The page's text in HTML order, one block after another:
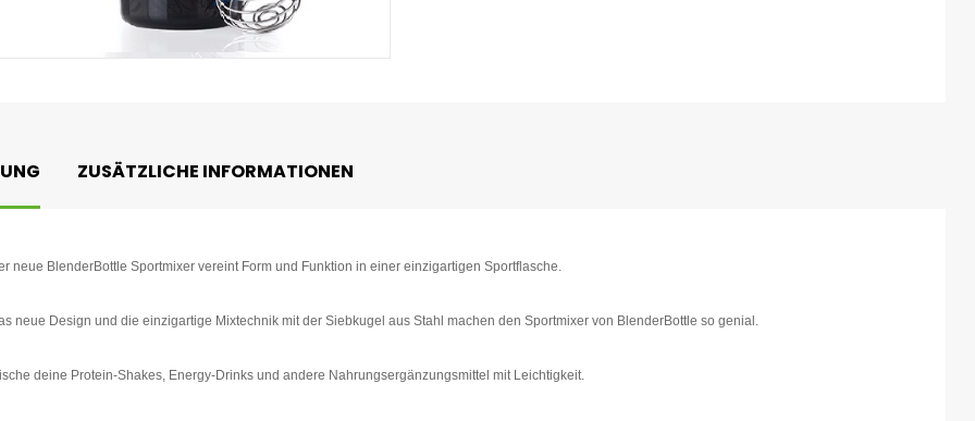
ZUSÄTZLICHE INFORMATIONEN
neue BlenderBottle Sportmixer vereint Form und Funktion in einer einzigartigen Sportflasche.
neue Design und die einzigartige Mixtechnik mit der Siebkugel aus Stahl machen den Sportmixer von BlenderBottle so genial.
deine Protein-Shakes, Energy-Drinks und andere Nahrungsergänzungsmittel mit Leichtigkeit.